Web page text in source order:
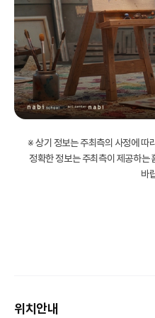
※ 상기 정보는 주최측의 사정에 따
정확한 정보는 주최측이 제공하는
바
위치안내